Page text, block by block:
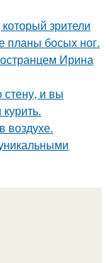
зрители
планы босых ног.
Ирина
и вы
воздухе.